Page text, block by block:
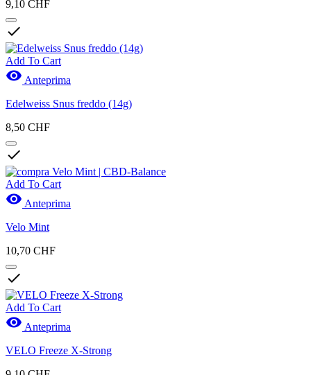
Nuovi Prodotti
Azioni
Azioni
Produkte anzeigen
9,10 CHF

Add To Cart
 Anteprima
Edelweiss Snus freddo (14g)
8,50 CHF

Add To Cart
 Anteprima
Velo Mint
10,70 CHF

Add To Cart
 Anteprima
VELO Freeze X-Strong